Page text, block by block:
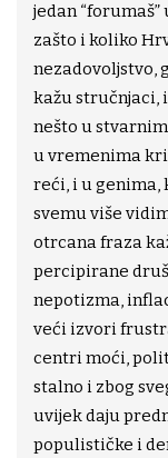
jedan
zašto i koliko
nezadovoljstvo,
kažu stručnjaci,
nešto u
u vremenima
reći, i u genima,
svemu više
otrcana fraza
percipirane
nepotizma,
veći izvori
centri moći,
stalno i zbog
uvijek daju
populističke i